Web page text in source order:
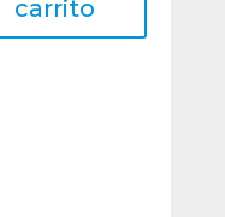
carrito